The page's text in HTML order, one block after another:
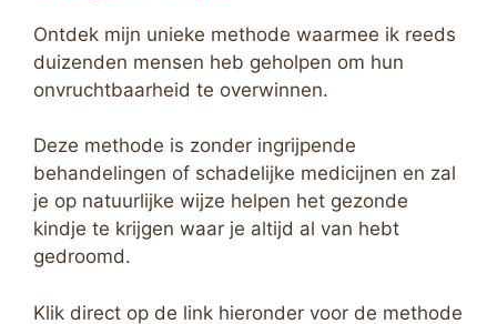
Ontdek mijn unieke methode waarmee ik reeds
duizenden mensen heb geholpen om hun
onvruchtbaarheid te overwinnen.
Deze methode is zonder ingrijpende
behandelingen of schadelijke medicijnen en zal
je op natuurlijke wijze helpen het gezonde
kindje te krijgen waar je altijd al van hebt
gedroomd.
Klik direct op de link hieronder voor de methode